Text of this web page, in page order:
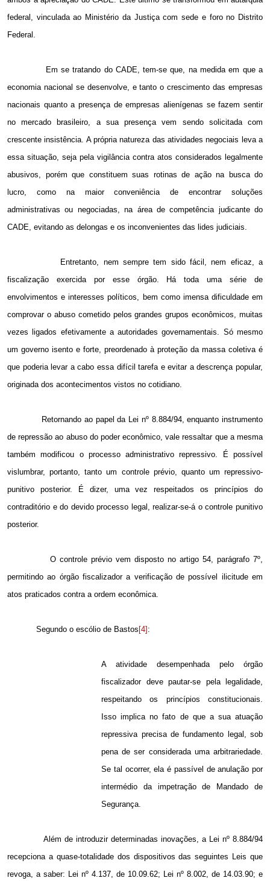
federal, vinculada ao Ministério da Justiça com sede e foro no Distrito
Federal.
Em se tratando do CADE, tem-se que, na medida em que a
economia nacional se desenvolve, e tanto o crescimento das empresas
nacionais quanto a presença de empresas alienígenas se fazem sentir
no mercado brasileiro, a sua presença vem sendo solicitada com
crescente insistência. A própria natureza das atividades negociais leva a
essa situação, seja pela vigilância contra atos considerados legalmente
abusivos, porém que constituem suas rotinas de ação na busca do
lucro, como na maior conveniência de encontrar soluções
administrativas ou negociadas, na área de competência judicante do
CADE, evitando as delongas e os inconvenientes das lides judiciais.
Entretanto, nem sempre tem sido fácil, nem eficaz, a
fiscalização exercida por esse órgão. Há toda uma série de
envolvimentos e interesses políticos, bem como imensa dificuldade em
comprovar o abuso cometido pelos grandes grupos econômicos, muitas
vezes ligados efetivamente a autoridades governamentais. Só mesmo
um governo isento e forte, preordenado à proteção da massa coletiva é
que poderia levar a cabo essa difícil tarefa e evitar a descrença popular,
originada dos acontecimentos vistos no cotidiano.
Retornando ao papel da Lei nº 8.884/94, enquanto instrumento
de repressão ao abuso do poder econômico, vale ressaltar que a mesma
também modificou o processo administrativo repressivo. É possível
vislumbrar, portanto, tanto um controle prévio, quanto um repressivo-
punitivo posterior. É dizer, uma vez respeitados os princípios do
contraditório e do devido processo legal, realizar-se-á o controle punitivo
posterior.
O controle préviovem disposto no artigo 54, parágrafo 7º,
permitindo ao órgãofiscalizador a verificação de possível ilicitude em
atos praticados contra a ordem econômica.
Segundo o escólio de Bastos [4] :
A atividade desempenhada pelo órgão
fiscalizador deve pautar-se pela legalidade,
respeitando os princípios constitucionais.
Isso implica no fato de que a sua atuação
repressiva precisa de fundamento legal, sob
pena de ser considerada uma arbitrariedade.
Se tal ocorrer, ela é passível de anulação por
intermédio da impetração de Mandado de
Segurança.
Além de introduzir determinadas inovações, a Lei nº 8.884/94
recepciona a quase-totalidade dos dispositivos das seguintes Leis que
revoga, a saber: Lei nº 4.137, de 10.09.62; Lei nº 8.002, de 14.03.90; e